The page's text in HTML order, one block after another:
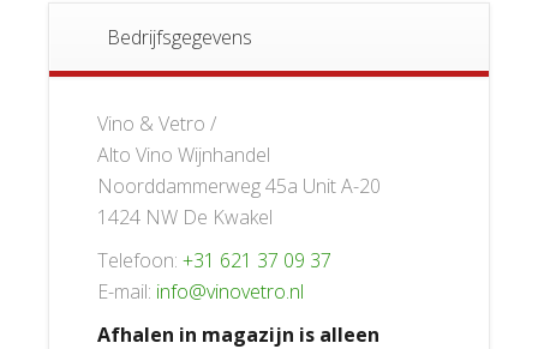
Bedrijfsgegevens
Vino & Vetro /
Alto Vino Wijnhandel
Noorddammerweg 45a Unit A-20
1424 NW De Kwakel
Telefoon: +31 621 37 09 37
E-mail: info@vinovetro.nl
Afhalen in magazijn is alleen